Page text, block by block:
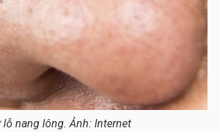
nang lông. Ảnh: Internet